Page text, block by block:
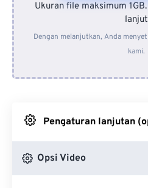
Dari
Dari
Ukuran file maksimum
lanjut
Dengan melanjutkan, Anda
kami.
Pengaturan lanjutan
Opsi Video